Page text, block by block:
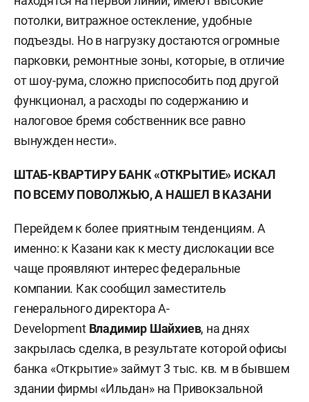
потолки, витражное остекление, удобные
подъезды. Но в нагрузку достаются огромные
парковки, ремонтные зоны, которые, в отличие
от шоу-рума, сложно приспособить под другой
функционал, а расходы по содержанию и
налоговое бремя собственник все равно
вынужден нести».
ШТАБ-КВАРТИРУ БАНК «ОТКРЫТИЕ» ИСКАЛ
ПО ВСЕМУ ПОВОЛЖЬЮ, А НАШЕЛ В КАЗАНИ
Перейдем к более приятным тенденциям. А
именно: к Казани как к месту дислокации все
чаще проявляют интерес федеральные
компании. Как сообщил заместитель
генерального директора A-
Development Владимир Шайхиев, на днях
закрылась сделка, в результате которой офисы
банка «Открытие» займут 3 тыс. кв. м в бывшем
здании фирмы «Ильдан» на Привокзальной